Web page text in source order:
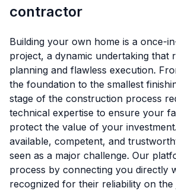
contractor
Building your own home is a once-
project, a dynamic undertaking that
planning and flawless execution.
the foundation to the smallest
stage of the construction process
technical expertise to ensure your
protect the value of your
available, competent, and
seen as a major challenge. Our
process by connecting you directly
recognized for their reliability on the